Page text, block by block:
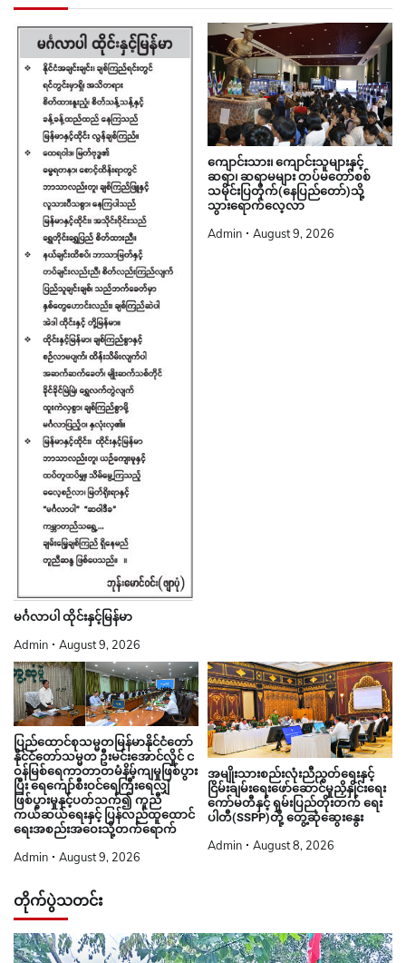
မင်္ဂလာပါ ထိုင်းနှင့်မြန်မာ
Admin August 9, 2026
ကျောင်းသား၊ ကျောင်းသူများနှင့်
ဆရာ၊ ဆရာမများ တပ်မတော်စစ်
သမိုင်းပြတိုက်(နေပြည်တော်)သို့
သွားရောက်လေ့လာ
Admin August 9, 2026
ပြည်ထောင်စုသမ္မတမြန်မာနိုင်ငံတော်
နိုင်ငံတော်သမ္မတ ဦးမင်းအောင်လှိုင် င
ဝန်မြစ်ရေကာတာတမံနိမ့်ကျမှုဖြစ်ပွား
ပြီး ရေကျော်စီးဝင်ရေကြီးရေလျှံ
ဖြစ်ပွားမှုနှင့်ပတ်သက်၍ ကူညီ
ကယ်ဆယ်ရေးနှင့် ပြန်လည်ထူထောင်
ရေးအစည်းအဝေးသို့တက်ရောက်
Admin August 9, 2026
အမျိုးသားစည်းလုံးညီညွတ်ရေးနှင့်
ငြိမ်းချမ်းရေးဖော်ဆောင်မှုညှိနှိုင်းရေး
ကော်မတီနှင့် ရှမ်းပြည်တိုးတက် ရေး
ပါတီ(SSPP)တို့ တွေ့ဆုံဆွေးနွေး
Admin August 8, 2026
တိုက်ပွဲသတင်း